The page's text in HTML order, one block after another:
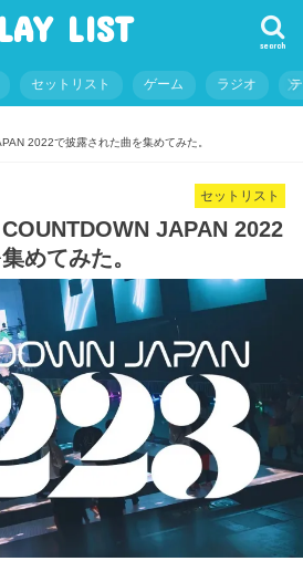
LIST search
セットリスト ゲーム ラジオ
2022で披露された曲を集めてみた。
セットリスト
COUNTDOWN JAPAN 2022
めてみた。